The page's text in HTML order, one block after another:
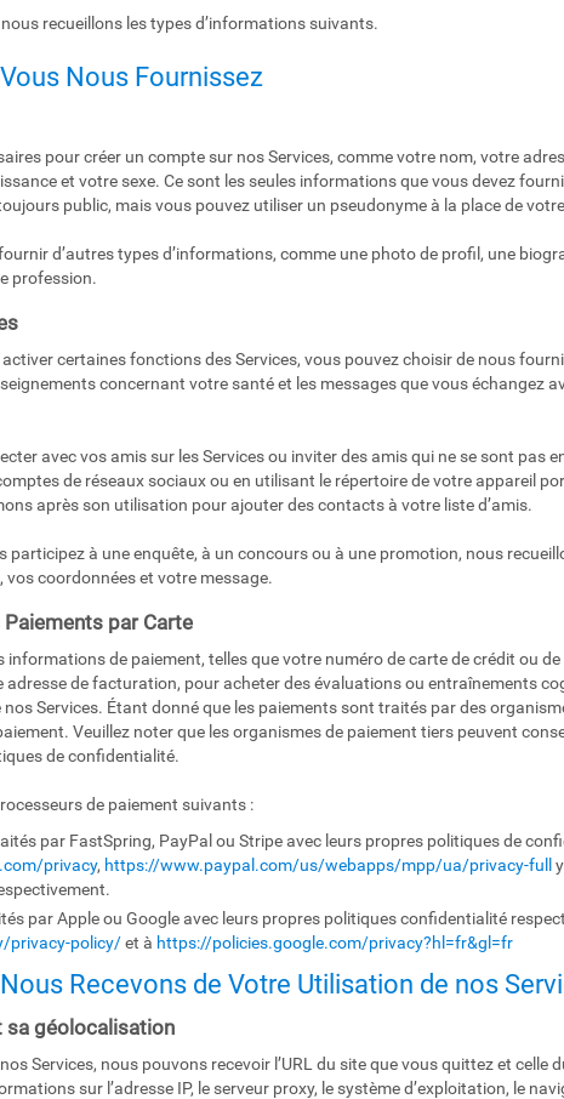
recueillons les types d’informations suivants.
Nous Fournissez
pour créer un compte sur nos Services, comme votre nom, votre
et votre sexe. Ce sont les seules informations que vous devez
public, mais vous pouvez utiliser un pseudonyme à la place de
d’autres types d’informations, comme une photo de profil, une
profession.
certaines fonctions des Services, vous pouvez choisir de nous
concernant votre santé et les messages que vous échangez
avec vos amis sur les Services ou inviter des amis qui ne se sont pas
de réseaux sociaux ou en utilisant le répertoire de votre appareil
après son utilisation pour ajouter des contacts à votre liste d’amis.
participez à une enquête, à un concours ou à une promotion, nous
coordonnées et votre message.
par Carte
de paiement, telles que votre numéro de carte de crédit ou de
adresse de facturation, pour acheter des évaluations ou entraînements
Services. Étant donné que les paiements sont traités par des
Veuillez noter que les organismes de paiement tiers peuvent
de confidentialité.
de paiement suivants :
par FastSpring, PayPal ou Stripe avec leurs propres politiques de
privacy, https://www.paypal.com/us/webapps/mpp/ua/privacy-full
par Apple ou Google avec leurs propres politiques confidentialité
privacy-policy/et à https://policies.google.com/privacy?hl=fr&gl=fr
Recevons de Votre Utilisation de nos
sa géolocalisation
Services, nous pouvons recevoir l’URL du site que vous quittez et celle
sur l’adresse IP, le serveur proxy, le système d’exploitation, le